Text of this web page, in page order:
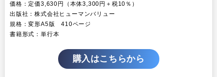
価格：定価3,630円（本体3,300円＋税10％）
出版社：株式会社ヒューマンバリュー
規格：変形A5版 410ページ
書籍形式：単行本
購入はこちらから